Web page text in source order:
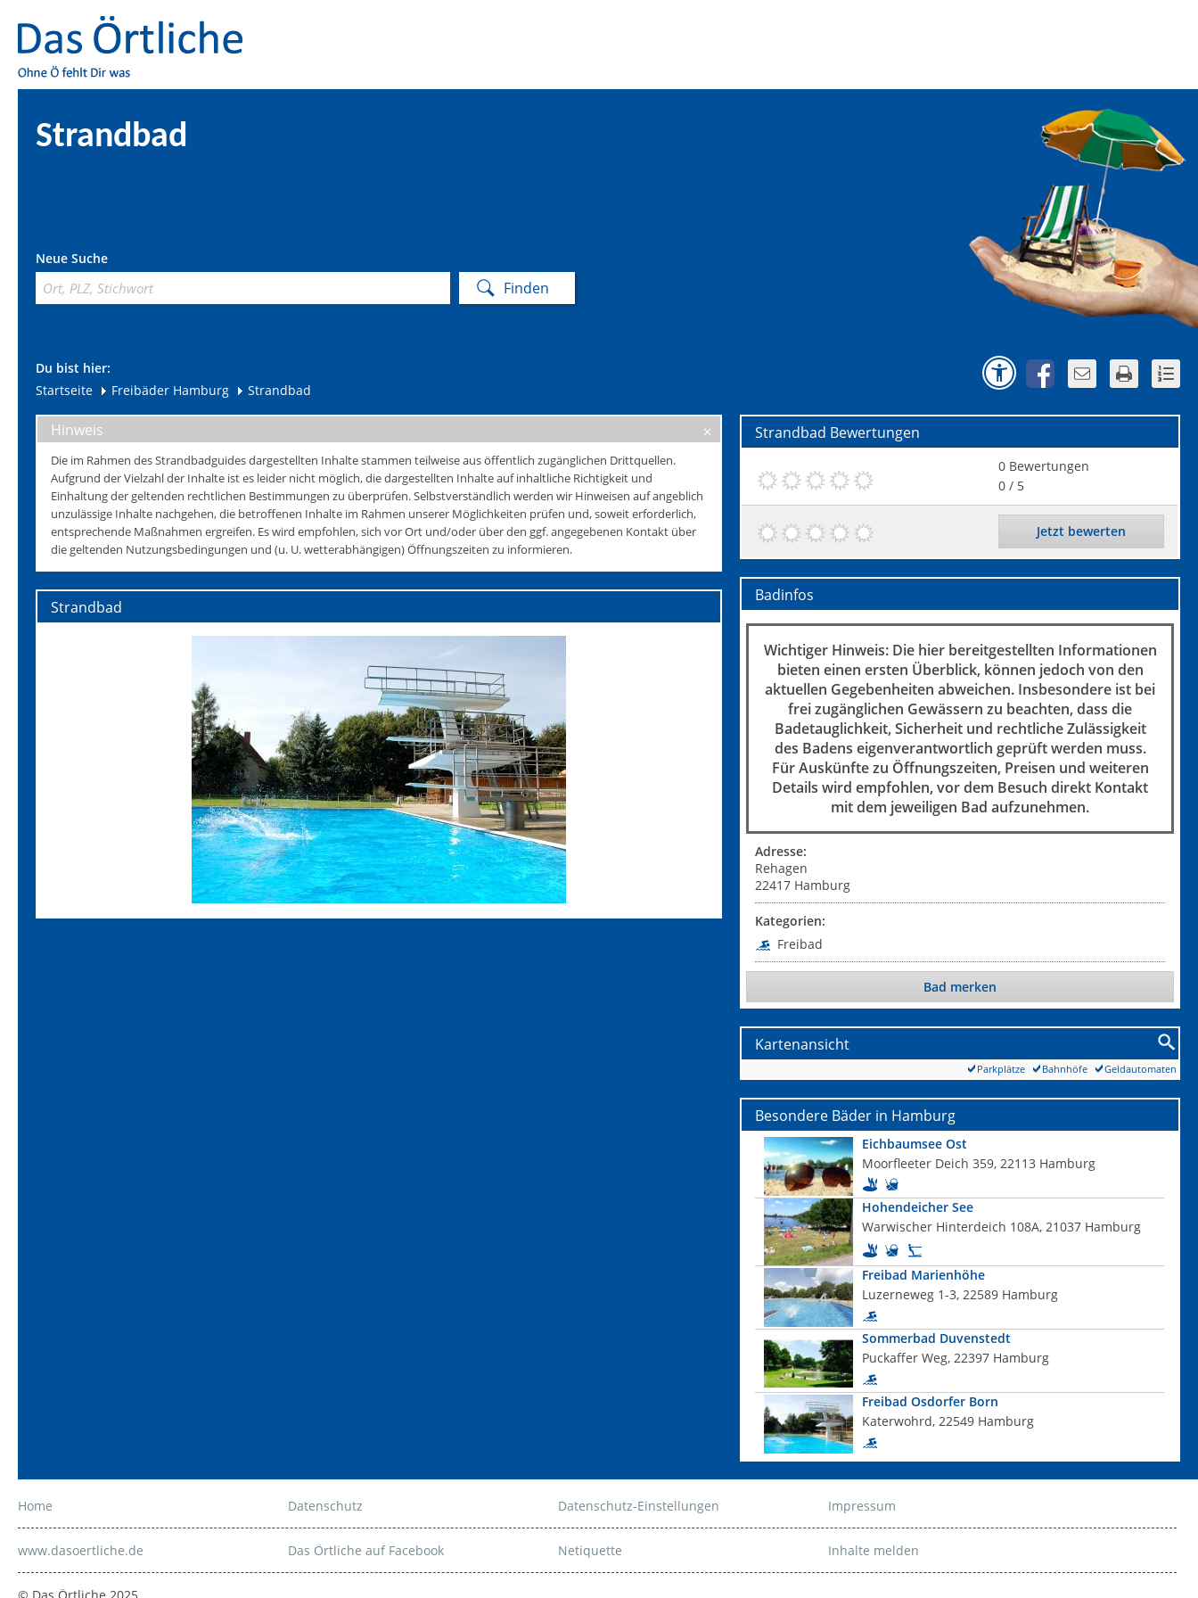
Strandbad
Neue Suche
Du bist hier:
Startseite
Freibäder Hamburg Strandbad
Hinweis
Die im Rahmen des Strandbadguides dargestellten Inhalte stammen teilweise aus öffentlich zugänglichen Drittquellen.
Aufgrund der Vielzahl der Inhalte ist es leider nicht möglich, die dargestellten Inhalte auf inhaltliche Richtigkeit und
Einhaltung der geltenden rechtlichen Bestimmungen zu überprüfen. Selbstverständlich werden wir Hinweisen auf angeblich
unzulässige Inhalte nachgehen, die betroffenen Inhalte im Rahmen unserer Möglichkeiten prüfen und, soweit erforderlich,
entsprechende Maßnahmen ergreifen. Es wird empfohlen, sich vor Ort und/oder über den ggf. angegebenen Kontakt über
die geltenden Nutzungsbedingungen und (u. U. wetterabhängigen) Öffnungszeiten zu informieren.
Strandbad
Strandbad Bewertungen
0 Bewertungen
0 / 5
Jetzt bewerten
Badinfos
Wichtiger Hinweis: Die hier bereitgestellten Informationen
bieten einen ersten Überblick, können jedoch von den
aktuellen Gegebenheiten abweichen. Insbesondere ist bei
frei zugänglichen Gewässern zu beachten, dass die
Badetauglichkeit, Sicherheit und rechtliche Zulässigkeit
des Badens eigenverantwortlich geprüft werden muss.
Für Auskünfte zu Öffnungszeiten, Preisen und weiteren
Details wird empfohlen, vor dem Besuch direkt Kontakt
mit dem jeweiligen Bad aufzunehmen.
Adresse:
Rehagen
22417 Hamburg
Kategorien:
Freibad
Bad merken
Kartenansicht
Geldautomaten
Bahnhöfe
Parkplätze
Besondere Bäder in Hamburg
Eichbaumsee Ost
Moorfleeter Deich 359, 22113 Hamburg
Hohendeicher See
Warwischer Hinterdeich 108A, 21037 Hamburg
Freibad Marienhöhe
Luzerneweg 1-3, 22589 Hamburg
Sommerbad Duvenstedt
Puckaffer Weg, 22397 Hamburg
Freibad Osdorfer Born
Katerwohrd, 22549 Hamburg
Home Datenschutz Datenschutz-Einstellungen Impressum
www.dasoertliche.de Das Örtliche auf Facebook Netiquette Inhalte melden